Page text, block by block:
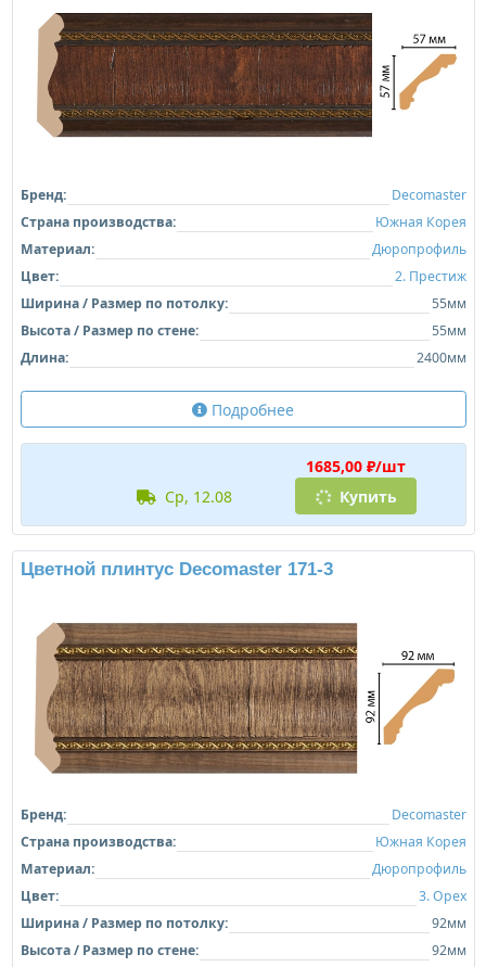
Бренд:
Decomaster
Страна производства:
Южная Корея
Материал:
Дюропрофиль
Цвет:
2. Престиж
Ширина / Размер по потолку:
55мм
Высота / Размер по стене:
55мм
Длина:
2400мм
Подробнее
1685,00 ₽/шт
ср, 12.08
Купить
Цветной плинтус Decomaster 171-3
Бренд:
Decomaster
Страна производства:
Южная Корея
Материал:
Дюропрофиль
Цвет:
3. Орех
Ширина / Размер по потолку:
92мм
Высота / Размер по стене:
92мм